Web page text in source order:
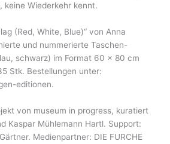
Wiederkehr kennt.
(Red, White, Blue)“ von Anna
und nummerierte Taschen-
schwarz) im Format 60 x 80 cm
Stk. Bestellungen unter:
editionen.
von museum in progress, kuratiert
Kaspar Mühlemann Hartl. Support:
Medienpartner: DIE FURCHE